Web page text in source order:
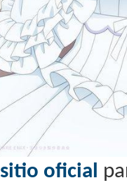
sitio oficial